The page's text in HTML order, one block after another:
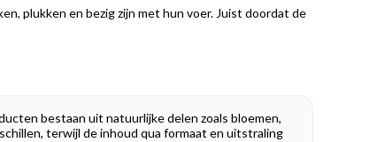
plukken en bezig zijn met hun voer. Juist doordat de
bestaan uit natuurlijke delen zoals bloemen,
terwijl de inhoud qua formaat en uitstraling